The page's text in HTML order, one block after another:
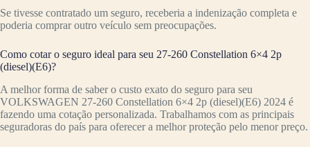
Se tivesse contratado um seguro, receberia a indenização completa e
poderia comprar outro veículo sem preocupações.
Como cotar o seguro ideal para seu 27-260 Constellation 6×4 2p
(diesel)(E6)?
A melhor forma de saber o custo exato do seguro para seu
VOLKSWAGEN 27-260 Constellation 6×4 2p (diesel)(E6) 2024 é
fazendo uma cotação personalizada. Trabalhamos com as principais
seguradoras do país para oferecer a melhor proteção pelo menor preço.